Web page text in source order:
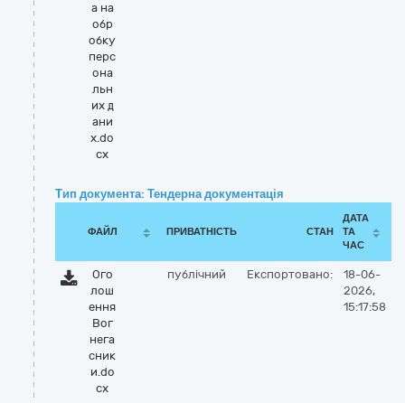
а на
обр
обку
перс
она
льн
их д
ани
х.do
cx
Тип документа: Тендерна документація
ФАЙЛ ПРИВАТНІСТЬ СТАН
ДАТА
ТА
ЧАС
Ого
лош
ення
Вог
нега
сник
и.do
cx
публічний Експортовано:
18-06-
2026,
15:17:58